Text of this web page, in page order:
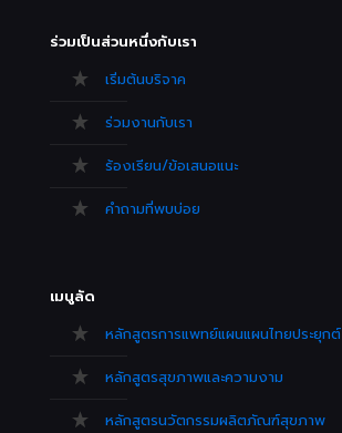
ร่วมเป็นส่วนหนึ่งกับเรา
เริ่มต้นบริจาค
ร่วมงานกับเรา
ร้องเรียน/ข้อเสนอแนะ
คำถามที่พบบ่อย
เมนูลัด
หลักสูตรการแพทย์แผนแผนไทยประยุกต์
หลักสูตรสุขภาพและความงาม
หลักสูตรนวัตกรรมผลิตภัณฑ์สุขภาพ